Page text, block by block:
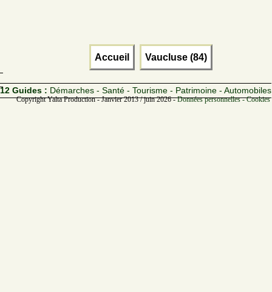
Accueil Vaucluse (84)
12 Guides : Démarches - Santé - Tourisme - Patrimoine - Automobiles
Copyright Yalta Production - Janvier 2013 / juin 2026 -Données personnelles -